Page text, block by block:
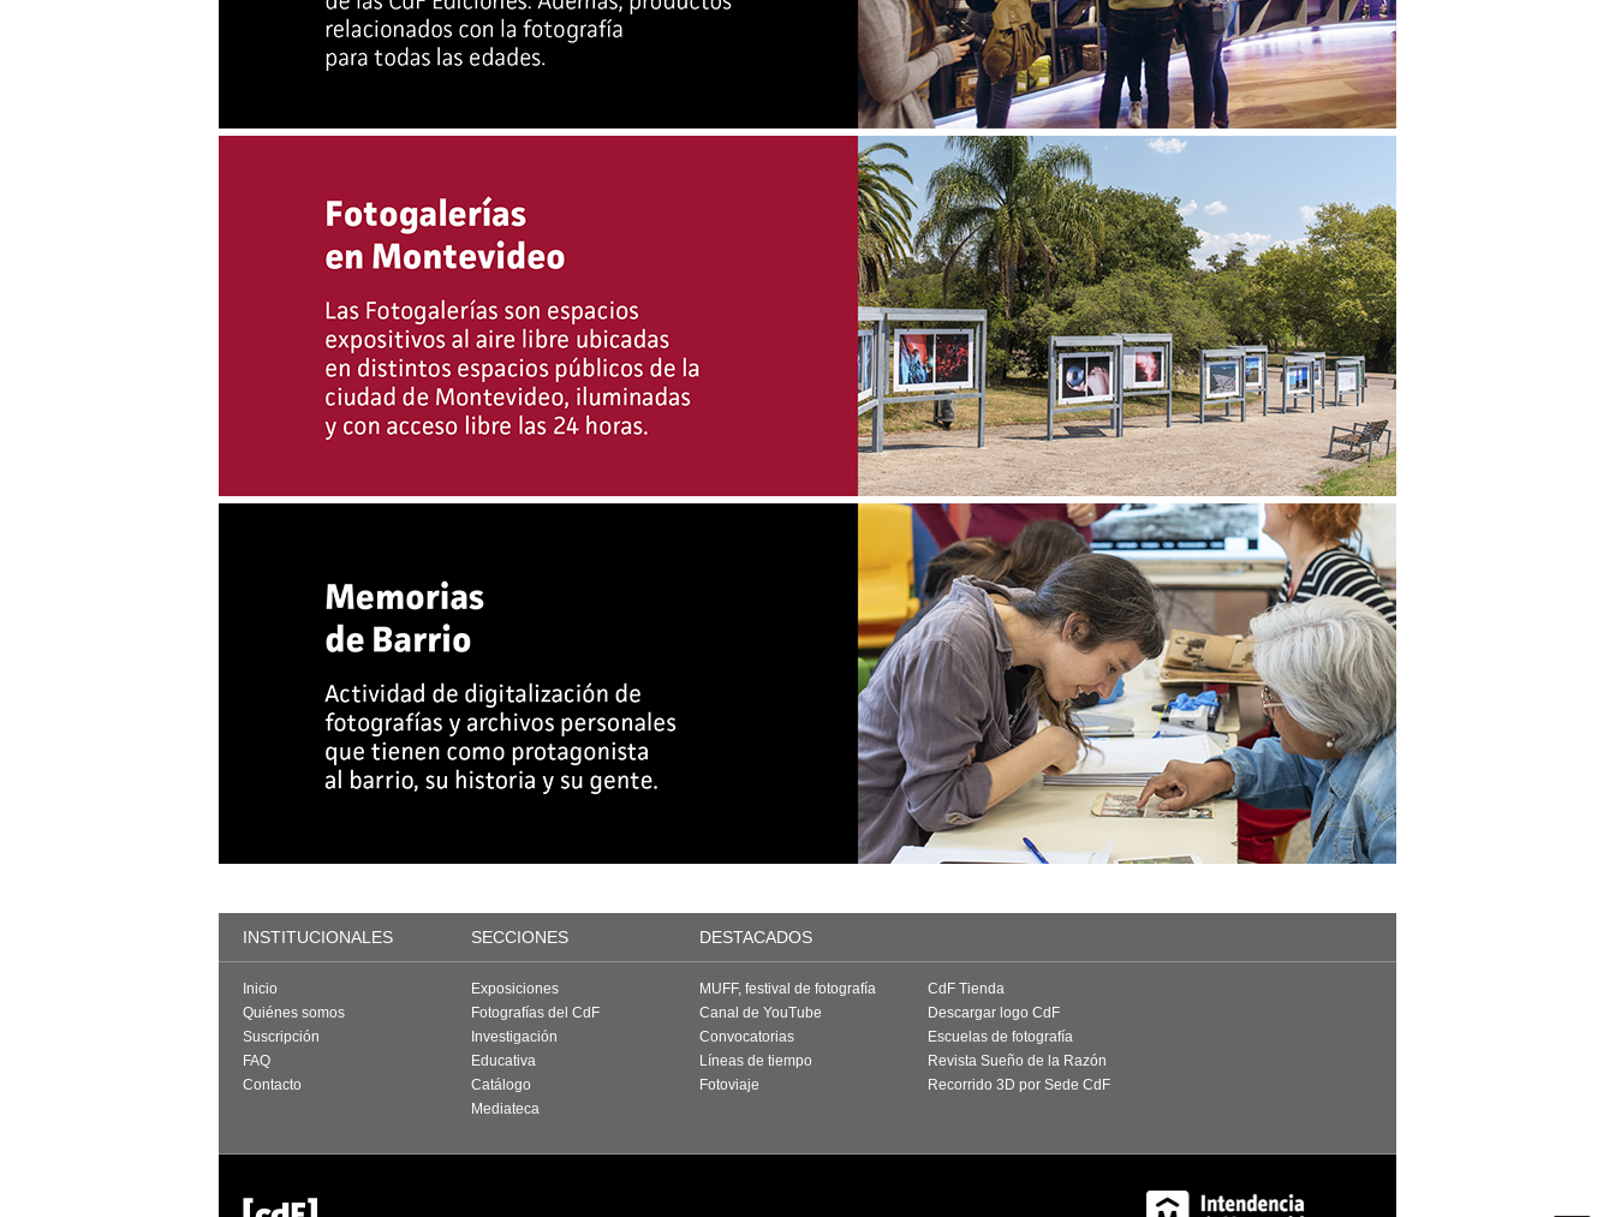
INSTITUCIONALES SECCIONES DESTACADOS
Inicio
Quiénes somos
Suscripción
FAQ
Contacto
Exposiciones
Fotografías del CdF
Investigación
Educativa
Catálogo
Mediateca
MUFF, festival de fotografía
Canal de YouTube
Convocatorias
Líneas de tiempo
Fotoviaje
CdF Tienda
Descargar logo CdF
Escuelas de fotografía
Revista Sueño de la Razón
Recorrido 3D por Sede CdF